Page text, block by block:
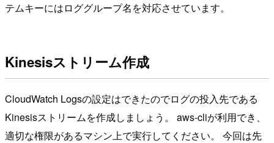
テムキーにはロググループ名を対応させています。
Kinesisストリーム作成
CloudWatch Logsの設定はできたのでログの投入先である
Kinesisストリームを作成しましょう。 aws-cliが利用でき、
適切な権限があるマシン上で実行してください。 今回は先